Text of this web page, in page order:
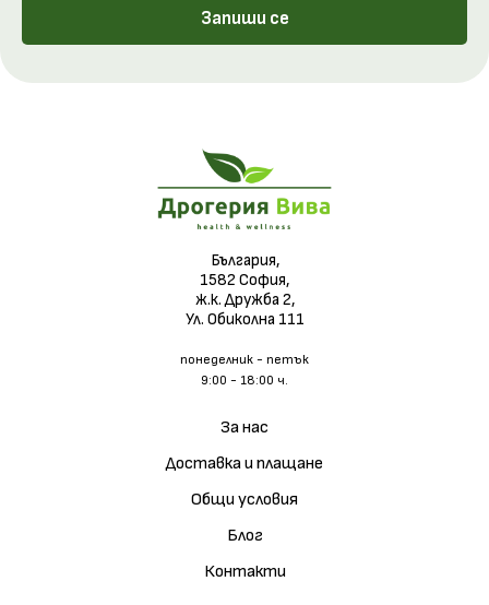
Запиши се
България,
1582 София,
ж.к. Дружба 2,
Ул. Обиколна 111
понеделник - петък
9:00 - 18:00 ч.
За нас
Доставка и плащане
Общи условия
Блог
Контакти